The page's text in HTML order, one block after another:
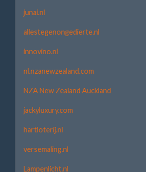
junai.nl
allestegenongedierte.nl
innovino.nl
nl.nzanewzealand.com
NZA New Zealand Auckland
jackyluxury.com
hartloterij.nl
versemaling.nl
Lampenlicht.nl